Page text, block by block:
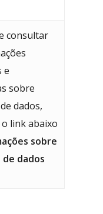
consultar
e
sobre
dados,
link abaixo
sobre
dados